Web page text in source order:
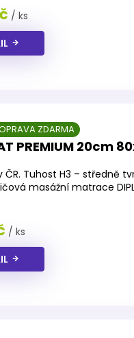
/ ks
PREMIUM 20cm
ZDARMA
ČR. Tuhost H3 – středně
masážní matrace
/ ks